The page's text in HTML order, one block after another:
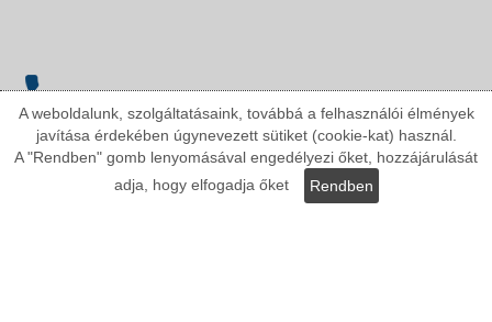
Keressen minket telefonon!
Tel: +36303248878
A weboldalunk, szolgáltatásaink, továbbá a felhasználói élmények
javítása érdekében úgynevezett sütiket (cookie-kat) használ.
A "Rendben" gomb lenyomásával engedélyezi őket, hozzájárulását
adja, hogy elfogadja őket
Rendben